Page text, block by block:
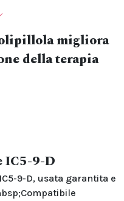
migliora
della terapia
IC5-9-D
9-D, usata garantita e